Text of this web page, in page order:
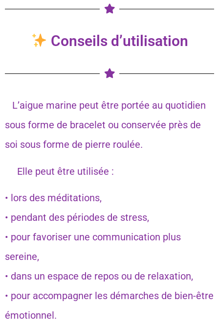
Conseils d’utilisation
L’aigue marine peut être portée au quotidien
sous forme de bracelet ou conservée près de
soi sous forme de pierre roulée.
Elle peut être utilisée :
• lors des méditations,
• pendant des périodes de stress,
• pour favoriser une communication plus
sereine,
• dans un espace de repos ou de relaxation,
• pour accompagner les démarches de bien-être
émotionnel.